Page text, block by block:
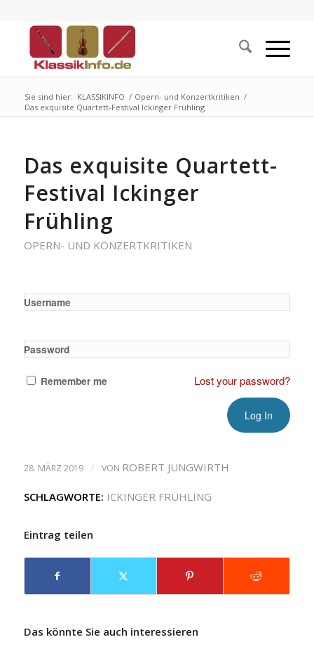
Sie sind hier: KLASSIKINFO / Opern- und Konzertkritiken /
Das exquisite Quartett-Festival Ickinger Frühling
Das exquisite Quartett-
Festival Ickinger
Frühling
OPERN- UND KONZERTKRITIKEN
Username
Password
Remember me Lost your password?
28. MÄRZ 2019 / VON ROBERT JUNGWIRTH
SCHLAGWORTE: ICKINGER FRÜHLING
Eintrag teilen
Das könnte Sie auch interessieren